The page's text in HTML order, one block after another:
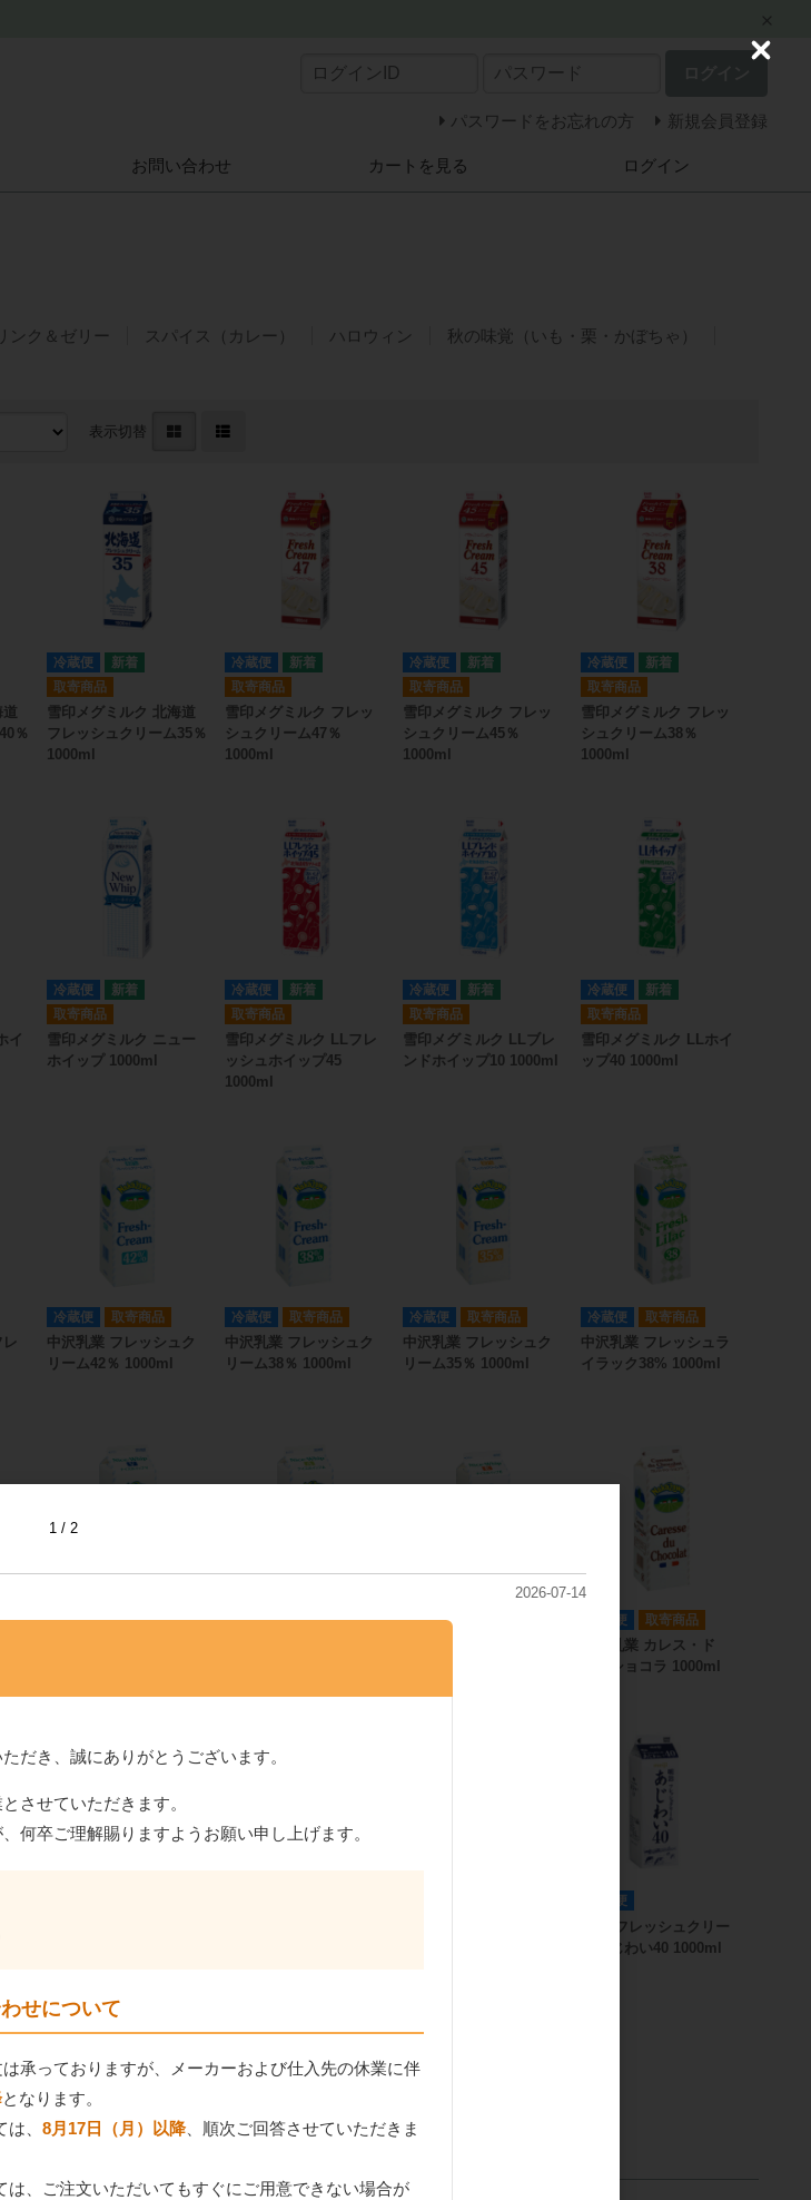
パスワードをお忘れの方 新規会員登録
お問い合わせ カートを見る ログイン
ンク＆ゼリー スパイス（カレー） ハロウィン
秋の味覚（いも・栗・かぼちゃ）
表示切替
％
冷蔵便
取寄商品
雪印メグミルク 北海道
フレッシュクリーム35％
1000ml
冷蔵便
取寄商品
雪印メグミルク フレッ
シュクリーム47％
1000ml
冷蔵便
取寄商品
雪印メグミルク フレッ
シュクリーム45％
1000ml
冷蔵便
取寄商品
雪印メグミルク フレッ
シュクリーム38％
1000ml
イ
冷蔵便
取寄商品
雪印メグミルク ニュー
ホイップ 1000ml
冷蔵便
取寄商品
雪印メグミルク LLフレ
ッシュホイップ45
1000ml
冷蔵便
取寄商品
雪印メグミルク LLブレ
ンドホイップ10 1000ml
冷蔵便
取寄商品
雪印メグミルク LLホイ
ップ40 1000ml
冷蔵便 取寄商品
中沢乳業 フレッシュク
リーム42％ 1000ml
冷蔵便 取寄商品
中沢乳業 フレッシュク
リーム38％ 1000ml
冷蔵便 取寄商品
中沢乳業 フレッシュク
リーム35％ 1000ml
冷蔵便 取寄商品
中沢乳業 フレッシュラ
イラック38% 1000ml
冷蔵便 取寄商品 冷蔵便 取寄商品 冷蔵便 冷蔵便 取寄商品
中沢乳業 カレス・ド
ゥ・ショコラ 1000ml
冷蔵便
明治 フレッシュクリー
ムあじわい40 1000ml
1 2 3 4 5
1 2
2026-07-14
だき、誠にありがとうございます。
させていただきます。
何卒ご理解賜りますようお願い申し上げます。
せについて
承っておりますが、メーカーおよび仕入先の休業に伴
となります。
、 8月17日（月）以降、順次ご回答させていただきま
は、ご注文いただいてもすぐにご用意できない場合が
C
s
e